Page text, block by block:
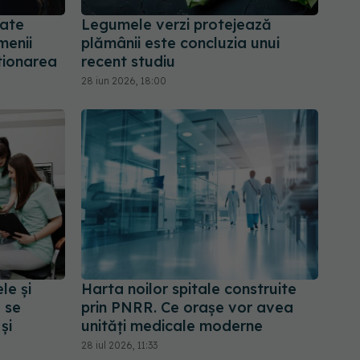
Legumele verzi protejează
plămânii este concluzia unui
recent studiu
28 iun 2026, 18:00
și
Harta noilor spitale construite
prin PNRR. Ce orașe vor avea
unități medicale moderne
28 iul 2026, 11:33